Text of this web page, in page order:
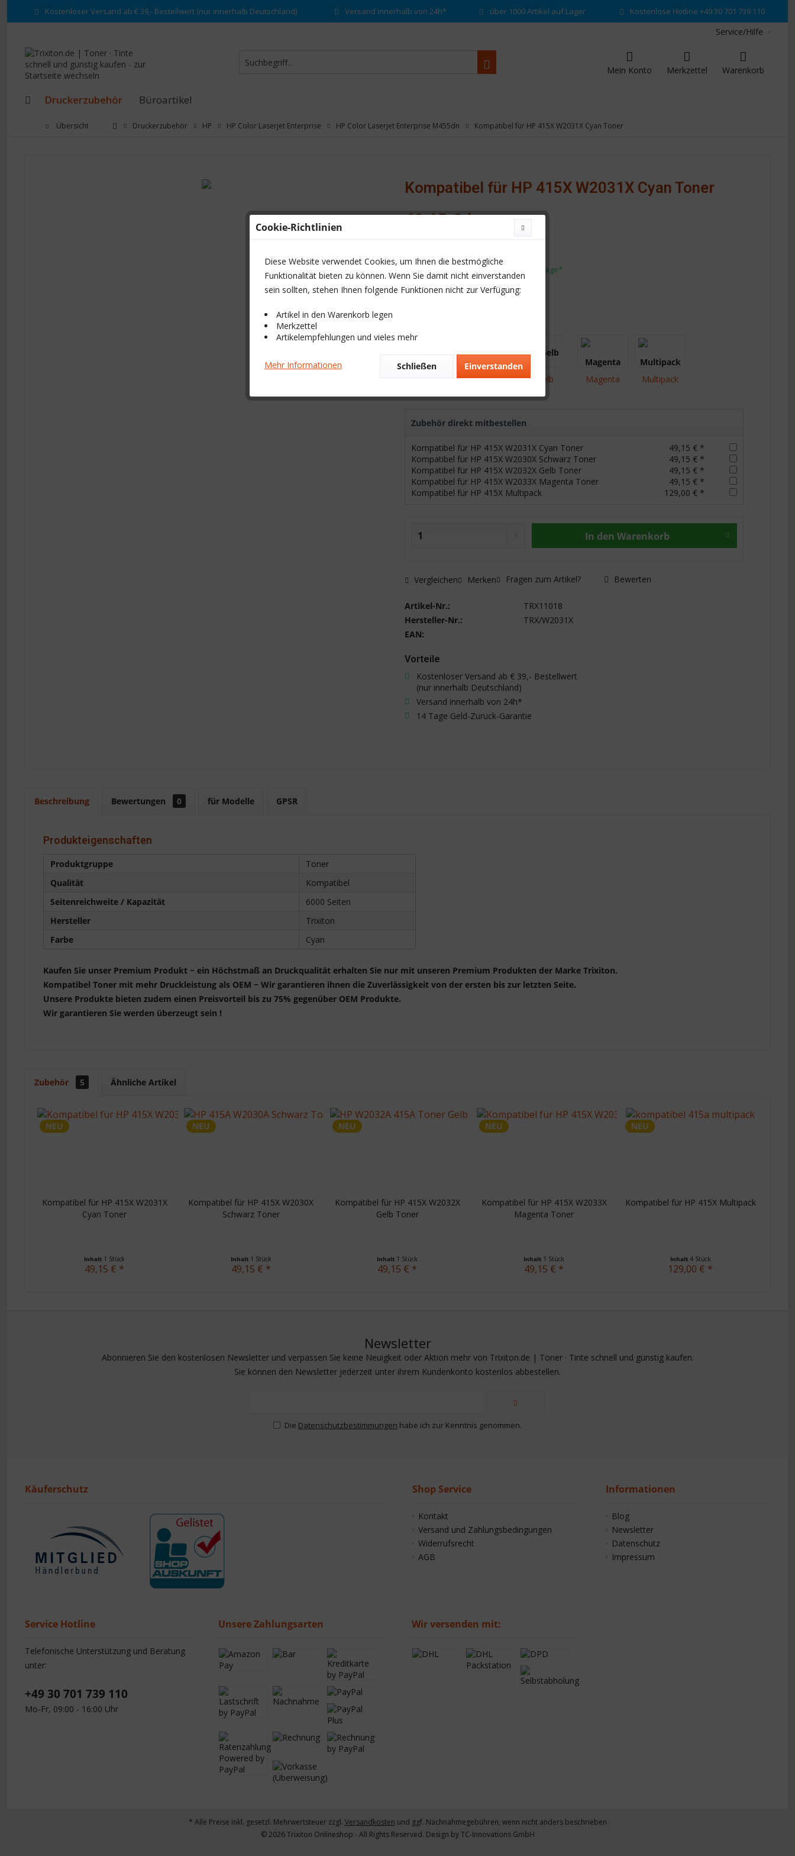
Kostenloser Versand ab € 39,- Bestellwert (nur innerhalb Deutschland) Versand innerhalb von 24h* über 1000 Artikel auf Lager Kostenlose Hotline +49 30 701 739 110
Service/Hilfe
Warenkorb
Merkzettel
Mein Konto
Druckerzubehör Büroartikel
Übersicht Druckerzubehör HP HP Color Laserjet Enterprise HP Color Laserjet Enterprise M455dn Kompatibel für HP 415X W2031X Cyan Toner
Kompatibel für HP 415X W2031X Cyan Toner
49,15 € *
Sofort versandfertig, Lieferzeit: 1-3 Tage*
Produktvarianten
Schwarz Gelb Magenta Multipack
Zubehör direkt mitbestellen
Kompatibel für HP 415X W2031X Cyan Toner
49,15 € *
Kompatibel für HP 415X W2030X Schwarz Toner
49,15 € *
Kompatibel für HP 415X W2032X Gelb Toner
49,15 € *
Kompatibel für HP 415X W2033X Magenta Toner
49,15 € *
Kompatibel für HP 415X Multipack
129,00 € *
In den Warenkorb
Vergleichen Merken Fragen zum Artikel? Bewerten
Artikel-Nr.:
TRX11018
Hersteller-Nr.:
TRX/W2031X
EAN:
Vorteile
Kostenloser Versand ab € 39,- Bestellwert
(nur innerhalb Deutschland)
Versand innerhalb von 24h*
14 Tage Geld-Zurück-Garantie
Beschreibung Bewertungen 0 für Modelle GPSR
Produkteigenschaften
Produktgruppe
Toner
Qualität
Kompatibel
Seitenreichweite / Kapazität
6000 Seiten
Hersteller
Trixiton
Farbe
Cyan
Kaufen Sie unser Premium Produkt − ein Höchstmaß an Druckqualität erhalten Sie nur mit unseren Premium Produkten der Marke Trixiton.
Kompatibel Toner mit mehr Druckleistung als OEM − Wir garantieren ihnen die Zuverlässigkeit von der ersten bis zur letzten Seite.
Unsere Produkte bieten zudem einen Preisvorteil bis zu 75% gegenüber OEM Produkte.
Wir garantieren Sie werden überzeugt sein !
Zubehör 5 Ähnliche Artikel
NEU
Kompatibel für HP 415X W2031X
Cyan Toner
Inhalt 1 Stück
49,15 € *
NEU
Kompatibel für HP 415X W2030X
Schwarz Toner
Inhalt 1 Stück
49,15 € *
NEU
Kompatibel für HP 415X W2032X
Gelb Toner
Inhalt 1 Stück
49,15 € *
NEU
Kompatibel für HP 415X W2033X
Magenta Toner
Inhalt 1 Stück
49,15 € *
NEU
Kompatibel für HP 415X Multipack
Inhalt 4 Stück
129,00 € *
Newsletter
Abonnieren Sie den kostenlosen Newsletter und verpassen Sie keine Neuigkeit oder Aktion mehr von Trixiton.de | Toner · Tinte schnell und günstig kaufen.
Sie können den Newsletter jederzeit unter ihrem Kundenkonto kostenlos abbestellen.
Die Datenschutzbestimmungen habe ich zur Kenntnis genommen.
Käuferschutz Shop Service
Kontakt
Versand und Zahlungsbedingungen
Widerrufsrecht
AGB
Informationen
Blog
Newsletter
Datenschutz
Impressum
Service Hotline
Telefonische Unterstützung und Beratung
unter:
+49 30 701 739 110
Mo-Fr, 09:00 - 16:00 Uhr
Unsere Zahlungsarten Wir versenden mit:
* Alle Preise inkl. gesetzl. Mehrwertsteuer zzgl. Versandkosten und ggf. Nachnahmegebühren, wenn nicht anders beschrieben
© 2026 Trixiton Onlineshop - All Rights Reserved. Design byTC-Innovations GmbH
Cookie-Richtlinien
Diese Website verwendet Cookies, um Ihnen die bestmögliche
Funktionalität bieten zu können. Wenn Sie damit nicht einverstanden
sein sollten, stehen Ihnen folgende Funktionen nicht zur Verfügung:
Artikel in den Warenkorb legen
Merkzettel
Artikelempfehlungen und vieles mehr
Mehr Informationen Einverstanden
Schließen